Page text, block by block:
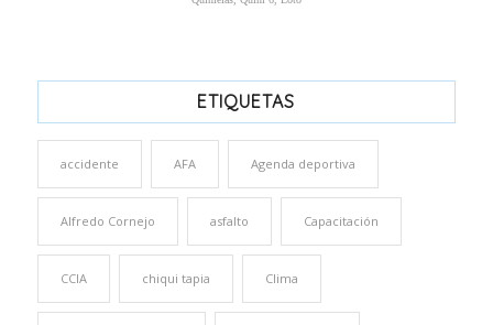
ETIQUETAS
accidente AFA Agenda deportiva
Alfredo Cornejo asfalto Capacitación
CCIA chiqui tapia Clima